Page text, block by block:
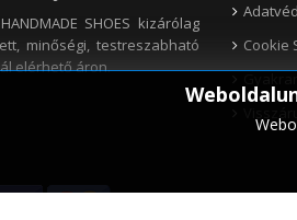
SHOES kizárólag
minőségi, testreszabható
elérhető áron.
Cookie